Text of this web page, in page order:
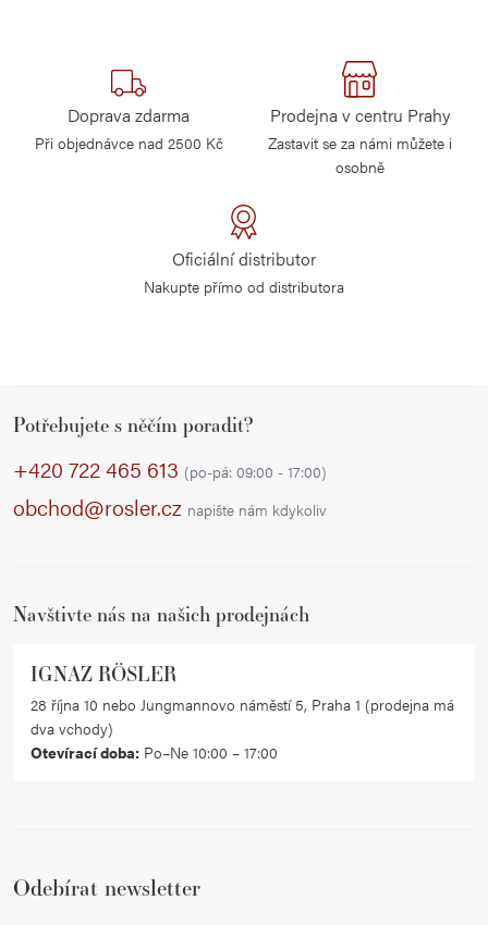
Doprava zdarma
Při objednávce nad 2500 Kč
Prodejna v centru Prahy
Zastavit se za námi můžete i
osobně
Oficiální distributor
Nakupte přímo od distributora
Potřebujete s něčím poradit?
+420 722 465 613 (po-pá: 09:00 - 17:00)
obchod@rosler.cz napište nám kdykoliv
Navštivte nás na našich prodejnách
IGNAZ RÖSLER
28 října 10 nebo Jungmannovo náměstí 5, Praha 1 (prodejna má
dva vchody)
Otevírací doba: Po–Ne 10:00 – 17:00
Odebírat newsletter